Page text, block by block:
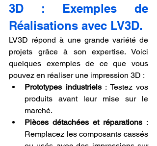
3D : Exemples de
Réalisations avec LV3D.
LV3D répond à une grande variété de
projets grâce à son expertise. Voici
quelques exemples de ce que vous
pouvez en réaliser une impression 3D :
Prototypes industriels : Testez vos
produits avant leur mise sur le
marché.
Pièces détachées et réparations :
Remplacez les composants cassés